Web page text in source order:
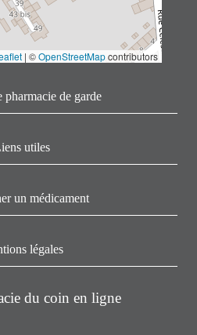
| ©OpenStreetMapcontributors
pharmacie de garde
utiles
un médicament
légales
du coin en ligne